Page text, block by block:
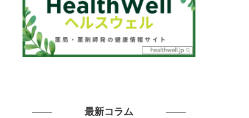
最新コラム